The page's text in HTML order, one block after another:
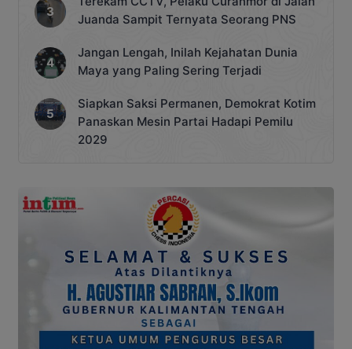
Juanda Sampit Ternyata Seorang PNS
Jangan Lengah, Inilah Kejahatan Dunia
Maya yang Paling Sering Terjadi
Siapkan Saksi Permanen, Demokrat Kotim
Panaskan Mesin Partai Hadapi Pemilu
2029